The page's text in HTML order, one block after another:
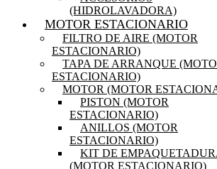
(HIDROLAVADORA)
MOTOR ESTACIONARIO
FILTRO DE AIRE (MOTOR
ESTACIONARIO)
TAPA DE ARRANQUE
ESTACIONARIO)
MOTOR (MOTOR
PISTON (MOTOR
ESTACIONARIO)
ANILLOS (MOTOR
ESTACIONARIO)
KIT DE
(MOTOR ESTACIONARIO)